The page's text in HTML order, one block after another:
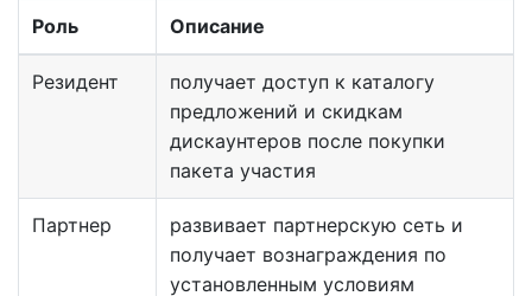
Роль Описание
Резидент
получает доступ к каталогу
предложений и скидкам
дискаунтеров после покупки
пакета участия
Партнер
развивает партнерскую сеть и
получает вознаграждения по
установленным условиям